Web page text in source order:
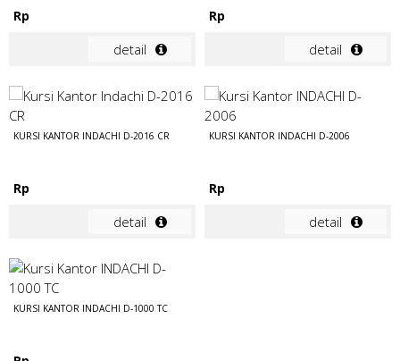
Rp
detail
Rp
detail
KURSI KANTOR INDACHI D-2016 CR
Rp
detail
KURSI KANTOR INDACHI D-2006
Rp
detail
KURSI KANTOR INDACHI D-1000 TC